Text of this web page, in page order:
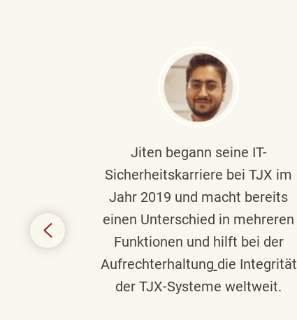
Jiten begann seine IT-
Sicherheitskarriere bei TJX im
Jahr 2019 und macht bereits
einen Unterschied in mehreren
Funktionen und hilft bei der
Aufrechterhaltung die Integrität
der TJX-Systeme weltweit.